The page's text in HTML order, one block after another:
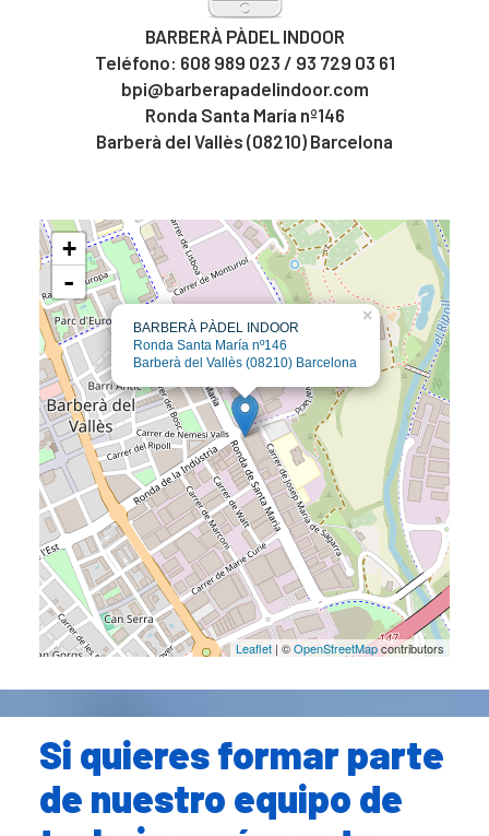
BARBERÀ PÀDEL INDOOR
Teléfono: 608 989 023 / 93 729 03 61
bpi@barberapadelindoor.com
Ronda Santa María nº146
Barberà del Vallès (08210) Barcelona
×
BARBERÀ PÀDEL INDOOR
Ronda Santa María nº146
Barberà del Vallès (08210) Barcelona
+
-
Leaflet | ©OpenStreetMapcontributors
Si quieres formar parte
de nuestro equipo de